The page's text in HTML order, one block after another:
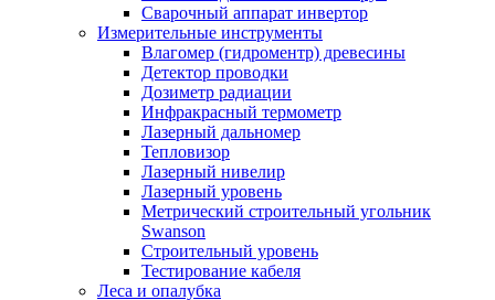
Сварочный аппарат инвертор
Измерительные инструменты
Влагомер (гидроментр) древесины
Детектор проводки
Дозиметр радиации
Инфракрасный термометр
Лазерный дальномер
Тепловизор
Лазерный нивелир
Лазерный уровень
Метрический строительный угольник
Swanson
Строительный уровень
Тестирование кабеля
Леса и опалубка